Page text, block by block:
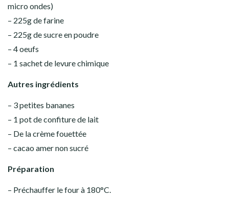
micro ondes)
– 225g de farine
– 225g de sucre en poudre
– 4 oeufs
– 1 sachet de levure chimique
Autres ingrédients
– 3 petites bananes
– 1 pot de confiture de lait
– De la crème fouettée
– cacao amer non sucré
Préparation
– Préchauffer le four à 180°C.